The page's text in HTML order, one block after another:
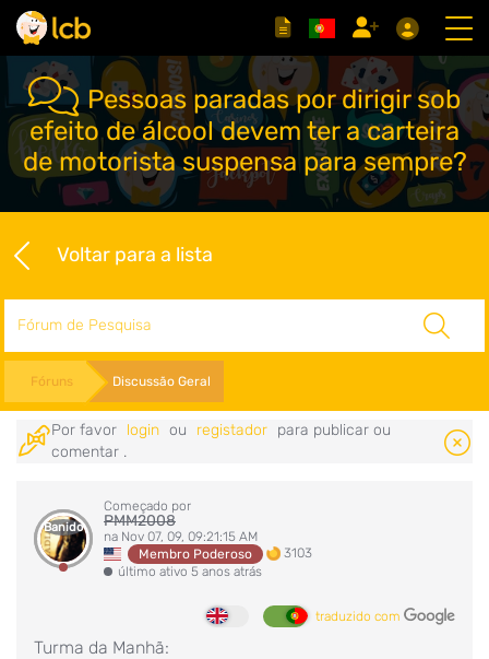
Pessoas paradas por dirigir sob
efeito de álcool devem ter a carteira
de motorista suspensa para sempre?
Voltar para a lista
Fóruns Discussão Geral
Por favor login ou registador para publicar ou
comentar .
Banido
Começado por
PMM2008
na Nov 07, 09, 09:21:15 AM
Membro Poderoso
3103
último ativo 5 anos atrás
traduzido com
Turma da Manhã: